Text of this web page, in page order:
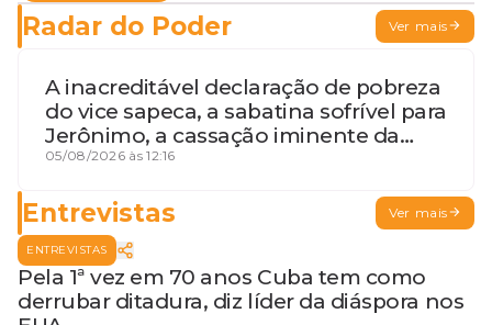
Radar do Poder Ver mais
A inacreditável declaração de pobreza
do vice sapeca, a sabatina sofrível para
Jerônimo, a cassação iminente da
desembargadora e a vaga do Quinto
05/08/2026 às 12:16
Entrevistas Ver mais
ENTREVISTAS
Pela 1ª vez em 70 anos Cuba tem como
derrubar ditadura, diz líder da diáspora nos